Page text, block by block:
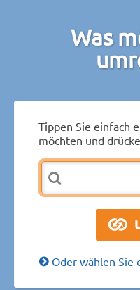
Was
Tippen Sie einfach
möchten und
Oder wählen Sie